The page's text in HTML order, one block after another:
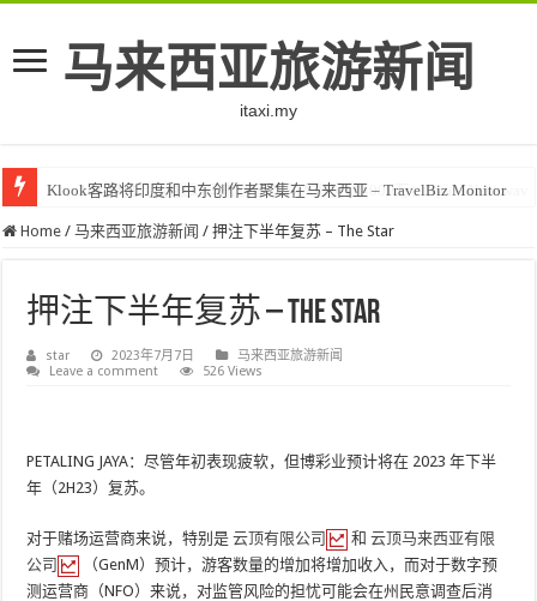
马来西亚旅游新闻
itaxi.my
Klook客路将印度和中东创作者聚集在马来西亚 – TravelBiz Monitor
Home / 马来西亚旅游新闻 / 押注下半年复苏 – The Star
押注下半年复苏 – The Star
star 2023年7月7日
马来西亚旅游新闻
Leave a comment
526 Views
PETALING JAYA：尽管年初表现疲软，但博彩业预计将在 2023 年下半
年（2H23）复苏。
对于赌场运营商来说，特别是云顶有限公司 和云顶马来西亚有限
公司
（GenM）预计，游客数量的增加将增加收入，而对于数字预
测运营商（NFO）来说，对监管风险的担忧可能会在州民意调查后消